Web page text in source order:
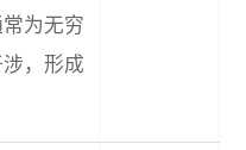
为无穷
，形成